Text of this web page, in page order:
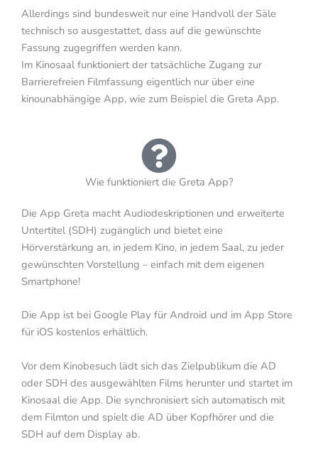
Allerdings sind bundesweit nur eine Handvoll der Säle
technisch so ausgestattet, dass auf die gewünschte
Fassung zugegriffen werden kann.
Im Kinosaal funktioniert der tatsächliche Zugang zur
Barrierefreien Filmfassung eigentlich nur über eine
kinounabhängige App, wie zum Beispiel die Greta App.
Wie funktioniert die Greta App?
Die App Greta macht Audiodeskriptionen und erweiterte
Untertitel (SDH) zugänglich und bietet eine
Hörverstärkung an, in jedem Kino, in jedem Saal, zu jeder
gewünschten Vorstellung – einfach mit dem eigenen
Smartphone!
Die App ist bei Google Play für Android und im App Store
für iOS kostenlos erhältlich.
Vor dem Kinobesuch lädt sich das Zielpublikum die AD
oder SDH des ausgewählten Films herunter und startet im
Kinosaal die App. Die synchronisiert sich automatisch mit
dem Filmton und spielt die AD über Kopfhörer und die
SDH auf dem Display ab.